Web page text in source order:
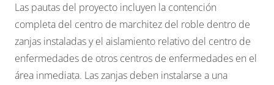
Las pautas del proyecto incluyen la contención
completa del centro de marchitez del roble dentro de
zanjas instaladas y el aislamiento relativo del centro de
enfermedades de otros centros de enfermedades en el
área inmediata. Las zanjas deben instalarse a una